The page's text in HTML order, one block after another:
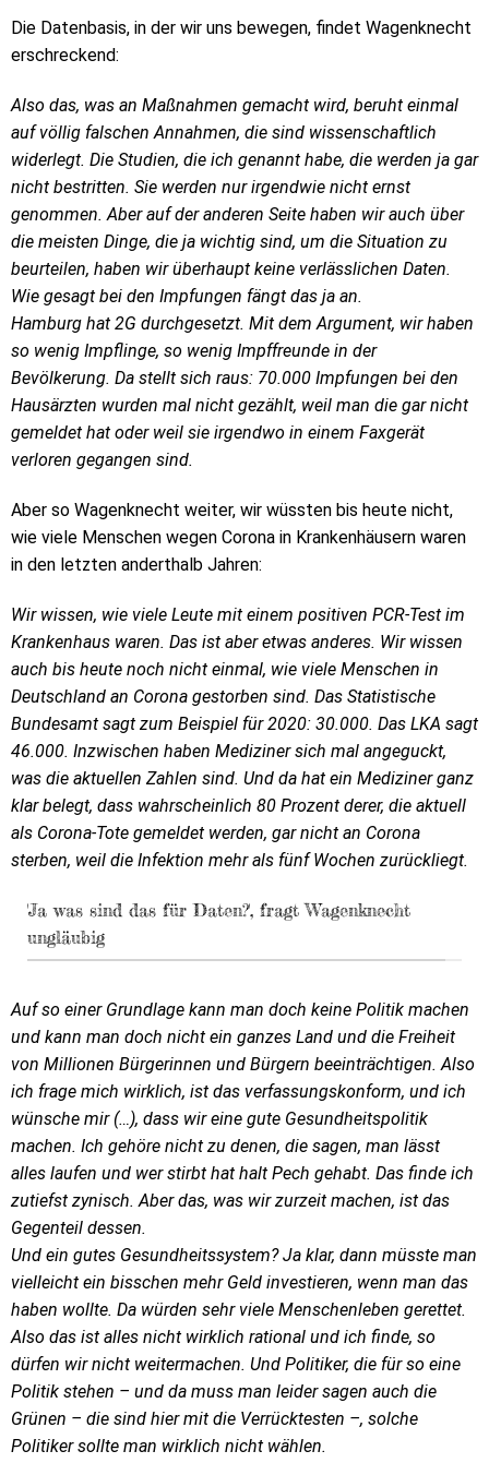
Die Datenbasis, in der wir uns bewegen, findet Wagenknecht
erschreckend:
Also das, was an Maßnahmen gemacht wird, beruht einmal
auf völlig falschen Annahmen, die sind wissenschaftlich
widerlegt. Die Studien, die ich genannt habe, die werden ja gar
nicht bestritten. Sie werden nur irgendwie nicht ernst
genommen. Aber auf der anderen Seite haben wir auch über
die meisten Dinge, die ja wichtig sind, um die Situation zu
beurteilen, haben wir überhaupt keine verlässlichen Daten.
Wie gesagt bei den Impfungen fängt das ja an.
Hamburg hat 2G durchgesetzt. Mit dem Argument, wir haben
so wenig Impflinge, so wenig Impffreunde in der
Bevölkerung. Da stellt sich raus: 70.000 Impfungen bei den
Hausärzten wurden mal nicht gezählt, weil man die gar nicht
gemeldet hat oder weil sie irgendwo in einem Faxgerät
verloren gegangen sind.
Aber so Wagenknecht weiter, wir wüssten bis heute nicht,
wie viele Menschen wegen Corona in Krankenhäusern waren
in den letzten anderthalb Jahren:
Wir wissen, wie viele Leute mit einem positiven PCR-Test im
Krankenhaus waren. Das ist aber etwas anderes. Wir wissen
auch bis heute noch nicht einmal, wie viele Menschen in
Deutschland an Corona gestorben sind. Das Statistische
Bundesamt sagt zum Beispiel für 2020: 30.000. Das LKA sagt
46.000. Inzwischen haben Mediziner sich mal angeguckt,
was die aktuellen Zahlen sind. Und da hat ein Mediziner ganz
klar belegt, dass wahrscheinlich 80 Prozent derer, die aktuell
als Corona-Tote gemeldet werden, gar nicht an Corona
sterben, weil die Infektion mehr als fünf Wochen zurückliegt.
'Ja was sind das für Daten?', fragt Wagenknecht
ungläubig
Auf so einer Grundlage kann man doch keine Politik machen
und kann man doch nicht ein ganzes Land und die Freiheit
von Millionen Bürgerinnen und Bürgern beeinträchtigen. Also
ich frage mich wirklich, ist das verfassungskonform, und ich
wünsche mir (…), dass wir eine gute Gesundheitspolitik
machen. Ich gehöre nicht zu denen, die sagen, man lässt
alles laufen und wer stirbt hat halt Pech gehabt. Das finde ich
zutiefst zynisch. Aber das, was wir zurzeit machen, ist das
Gegenteil dessen.
Und ein gutes Gesundheitssystem? Ja klar, dann müsste man
vielleicht ein bisschen mehr Geld investieren, wenn man das
haben wollte. Da würden sehr viele Menschenleben gerettet.
Also das ist alles nicht wirklich rational und ich finde, so
dürfen wir nicht weitermachen. Und Politiker, die für so eine
Politik stehen – und da muss man leider sagen auch die
Grünen – die sind hier mit die Verrücktesten –, solche
Politiker sollte man wirklich nicht wählen.